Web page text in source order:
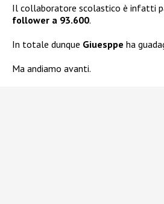
Il collaboratore scolastico è infatti
follower a 93.600.
In totale dunque Giuesppe ha
Ma andiamo avanti.